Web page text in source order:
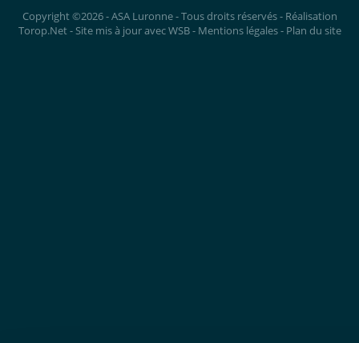
Copyright ©2026 - ASA Luronne - Tous droits réservés - Réalisation
Torop.Net- Site mis à jour avecWSB- Mentions légales- Plan du site